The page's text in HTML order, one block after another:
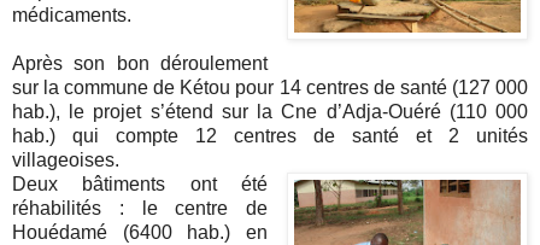
médicaments.
Après son bon déroulement
sur la commune de Kétou pour 14 centres de santé (127 000
hab.), le projet s’étend sur la Cne d’Adja-Ouéré (110 000
hab.) qui compte 12 centres de santé et 2 unités
villageoises.
Deux bâtiments ont été
réhabilités : le centre de
Houédamé (6400 hab.) en